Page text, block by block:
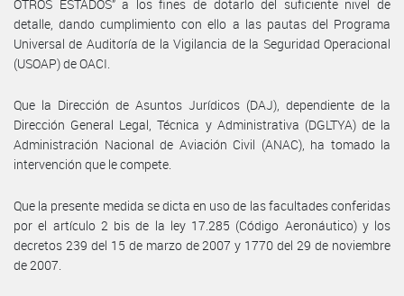
OTROS ESTADOS” a los fines de dotarlo del suficiente nivel de
detalle, dando cumplimiento con ello a las pautas del Programa
Universal de Auditoría de la Vigilancia de la Seguridad Operacional
(USOAP) de OACI.
Que la Dirección de Asuntos Jurídicos (DAJ), dependiente de la
Dirección General Legal, Técnica y Administrativa (DGLTYA) de la
Administración Nacional de Aviación Civil (ANAC), ha tomado la
intervención que le compete.
Que la presente medida se dicta en uso de las facultades conferidas
por el artículo 2 bis de la ley 17.285 (Código Aeronáutico) y los
decretos 239 del 15 de marzo de 2007 y 1770 del 29 de noviembre
de 2007.